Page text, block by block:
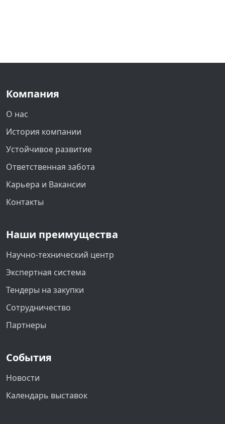
Компания
О нас
История компании
Устойчивое развитие
Ответственная забота
Карьера и Вакансии
Контакты
Наши преимущества
Научно-технический центр
Экспертная система
Тендеры на закупки
Сотрудничество
Партнеры
События
Новости
Календарь выставок